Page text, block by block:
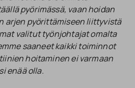
pyörimässä, vaan hoidan
arjen pyörittämiseen liittyvistä
valitut työnjohtajat omalta
saaneet kaikki toiminnot
hoitaminen ei varmaan
enää olla.